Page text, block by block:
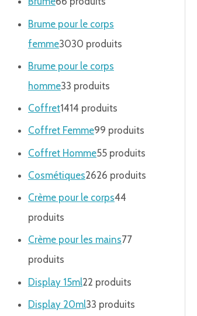
Brume pour le corps
femme3030 produits
Brume pour le corps
homme33 produits
Coffret1414 produits
Coffret Femme99 produits
Coffret Homme55 produits
Cosmétiques2626 produits
Crème pour le corps44
produits
Crème pour les mains77
produits
Display 15ml22 produits
Display 20ml33 produits